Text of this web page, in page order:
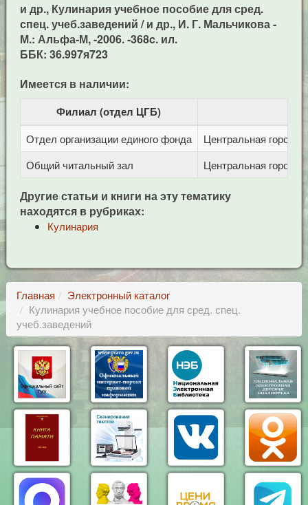
и др., Кулинария учебное пособие для сред.
спец. учеб.заведений / и др., И. Г. Мальчикова -
М.: Альфа-М, -2006. -368c. ил.
ББК: 36.997я723
Имеется в наличии:
Филиал (отдел ЦГБ)
Отдел организации единого фонда
Центральная
Общий читальный зал
Центральная
Другие статьи и книги на эту тематику
находятся в рубриках:
Кулинария
Главная
Электронный каталог
Кулинария учебное пособие для сред. спец.
учеб.заведений